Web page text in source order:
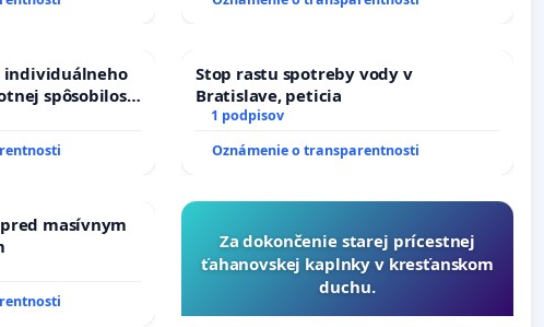
individuálneho
spôsobilosti
2. typu pri
zboru SR
Stop rastu spotreby vody v
Bratislave, peticia
1 podpisov
Oznámenie o transparentnosti
masívnym
Za dokončenie starej prícestnej
ťahanovskej kaplnky v kresťanskom
duchu.